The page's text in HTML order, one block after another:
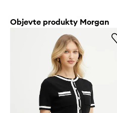
Objevte produkty Morgan